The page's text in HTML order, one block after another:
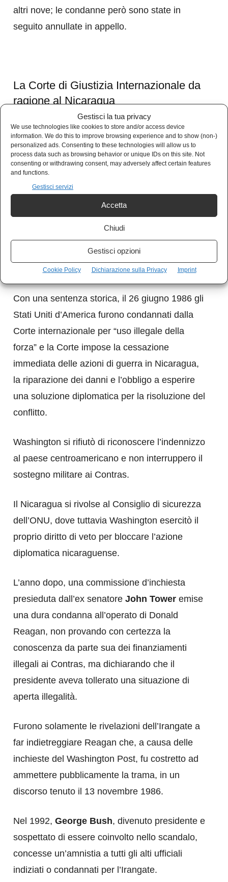
Gestisci la tua privacy
We use technologies like cookies to store and/or access device
information. We do this to improve browsing experience and to show (non-)
personalized ads. Consenting to these technologies will allow us to
process data such as browsing behavior or unique IDs on this site. Not
consenting or withdrawing consent, may adversely affect certain features
and functions.
Gestisci servizi
Accetta
Chiudi
Gestisci opzioni
Cookie Policy Dichiarazione sulla Privacy Imprint
altri nove; le condanne però sono state in
seguito annullate in appello.
La Corte di Giustizia Internazionale da
ragione al Nicaragua
Il Nicaragua, a seguito della conclamata
aggressione americana, si rivolse alla Corte
Internazionale di Giustizia, denunciando gli
USA per uso diretto della forza militare contro il
paese.
Gli USA cercarono di motivare l’aggressione
Salvador, Costarica e Honduras, che si erano
dichiarati minacciati dal Nicaragua.
Con una sentenza storica, il 26 giugno 1986 gli
Stati Uniti d’America furono condannati dalla
Corte internazionale per “uso illegale della
forza” e la Corte impose la cessazione
immediata delle azioni di guerra in Nicaragua,
la riparazione dei danni e l’obbligo a esperire
una soluzione diplomatica per la risoluzione del
conflitto.
Washington si rifiutò di riconoscere l’indennizzo
al paese centroamericano e non interruppero il
sostegno militare ai Contras.
Il Nicaragua si rivolse al Consiglio di sicurezza
dell’ONU, dove tuttavia Washington esercitò il
proprio diritto di veto per bloccare l’azione
diplomatica nicaraguense.
L’anno dopo, una commissione d’inchiesta
presieduta dall’ex senatore John Tower emise
una dura condanna all’operato di Donald
Reagan, non provando con certezza la
conoscenza da parte sua dei finanziamenti
illegali ai Contras, ma dichiarando che il
presidente aveva tollerato una situazione di
aperta illegalità.
Furono solamente le rivelazioni dell’Irangate a
far indietreggiare Reagan che, a causa delle
inchieste del Washington Post, fu costretto ad
ammettere pubblicamente la trama, in un
discorso tenuto il 13 novembre 1986.
Nel 1992, George Bush, divenuto presidente e
sospettato di essere coinvolto nello scandalo,
concesse un’amnistia a tutti gli alti ufficiali
indiziati o condannati per l’Irangate.